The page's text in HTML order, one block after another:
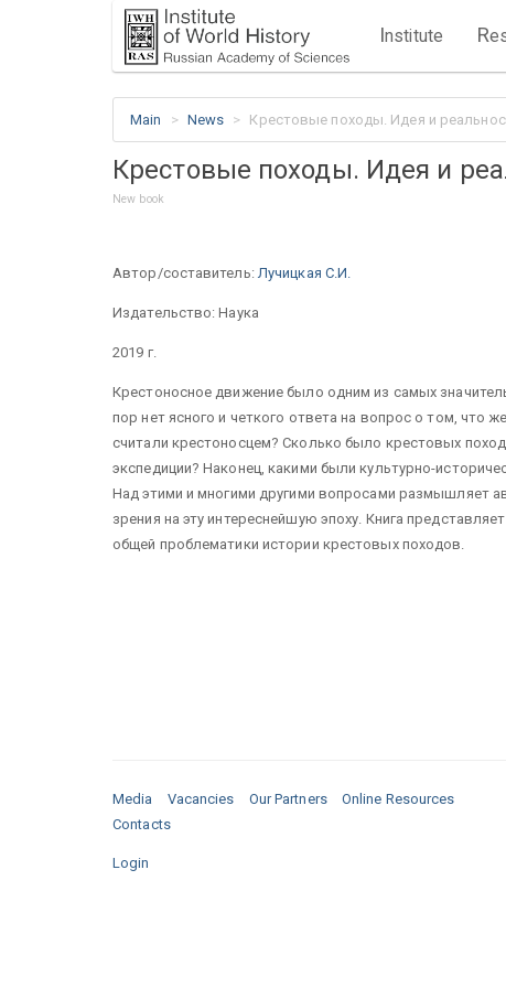
Institute R
Main News Крестовые походы. Идея и
Крестовые походы. Идея и
New book
Автор/составитель: Лучицкая С.И.
Издательство: Наука
2019 г.
Крестоносное движение было одним из самых
пор нет ясного и четкого ответа на вопрос о том, что
считали крестоносцем? Сколько было крестовых
экспедиции? Наконец, какими были культурно-
Над этими и многими другими вопросами размышляет
зрения на эту интереснейшую эпоху. Книга
общей проблематики истории крестовых походов.
Media Vacancies Our Partners
Online Resources
Contacts
Login